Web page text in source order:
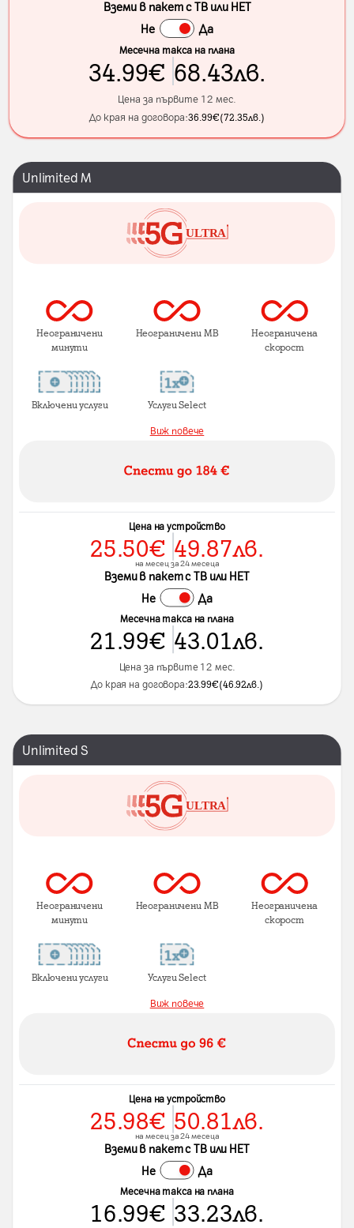
Вземи в пакет с ТВ или НЕТ
Не
Да
Месечна такса на плана
34.99€ 68.43лв.
Цена за първите 12 мес.
До края на договора:36.99€(72.35лв. )
Unlimited M
Неограничени
минути
Неограничени MB Неограничена
скорост
Включени услуги Услуги Select
Виж повече
Цена на устройство
25.50€ 49.87лв.
на месец за 24 месеца
Вземи в пакет с ТВ или НЕТ
Не Да
Месечна такса на плана
21.99€ 43.01лв.
Цена за първите 12 мес.
До края на договора:23.99€(46.92лв.)
Unlimited S
Неограничени
минути
Неограничени MB Неограничена
скорост
Включени услуги Услуги Select
Виж повече
Цена на устройство
25.98€ 50.81лв.
на месец за 24 месеца
Вземи в пакет с ТВ или НЕТ
Не Да
Месечна такса на плана
16.99€ 33.23лв.